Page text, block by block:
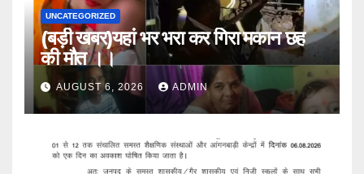
UNCATEGORIZED
(बड़ी खबर)यहां भर भरा कर गिरा मकान छह
की मौत ।।
AUGUST 6, 2026 ADMIN